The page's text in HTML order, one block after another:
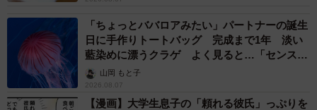
「ちょっとババロアみたい」パートナーの誕生
日に手作りトートバッグ 完成まで1年 淡い
藍染めに漂うクラゲ よく見ると…「センスす
ごい」山岡 もと子
2026.08.07
【漫画】大学生息子の「頼れる彼氏」っぷりを